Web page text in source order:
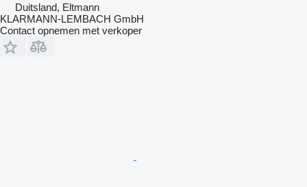
Duitsland, Eltmann
KLARMANN-LEMBACH GmbH
Contact opnemen met verkoper